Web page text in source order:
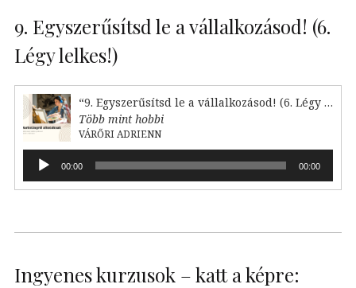
9. Egyszerűsítsd le a vállalkozásod! (6.
Légy lelkes!)
“9. Egyszerűsítsd le a vállalkozásod! (6. Légy lelkes!)”
Több mint hobbi
VÁRŐRI ADRIENN
Audió
lejátszó00:00 00:00
Ingyenes kurzusok – katt a képre: